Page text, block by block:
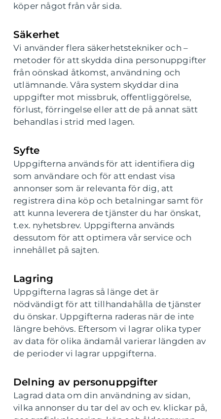
köper något från vår sida.
Säkerhet
Vi använder flera säkerhetstekniker och –
metoder för att skydda dina personuppgifter
från oönskad åtkomst, användning och
utlämnande. Våra system skyddar dina
uppgifter mot missbruk, offentliggörelse,
förlust, förringelse eller att de på annat sätt
behandlas i strid med lagen.
Syfte
Uppgifterna används för att identifiera dig
som användare och för att endast visa
annonser som är relevanta för dig, att
registrera dina köp och betalningar samt för
att kunna leverera de tjänster du har önskat,
t.ex. nyhetsbrev. Uppgifterna används
dessutom för att optimera vår service och
innehållet på sajten.
Lagring
Uppgifterna lagras så länge det är
nödvändigt för att tillhandahålla de tjänster
du önskar. Uppgifterna raderas när de inte
längre behövs. Eftersom vi lagrar olika typer
av data för olika ändamål varierar längden av
de perioder vi lagrar uppgifterna.
Delning av personuppgifter
Lagrad data om din användning av sidan,
vilka annonser du tar del av och ev. klickar på,